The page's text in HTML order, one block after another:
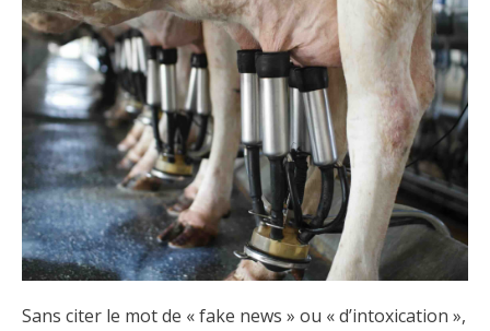
Sans citer le mot de « fake news » ou « d’intoxication »,